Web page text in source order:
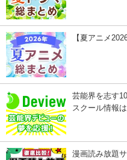
【夏アニメ
芸能界を志す
スクール情報
漫画読み放題